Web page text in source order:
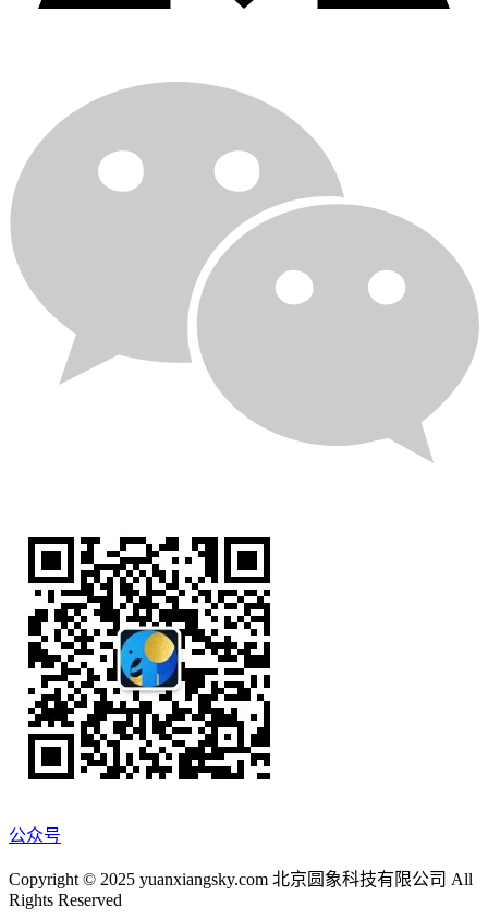
公众号
Copyright © 2025 yuanxiangsky.com 北京圆象科技有限公司 All
Rights Reserved